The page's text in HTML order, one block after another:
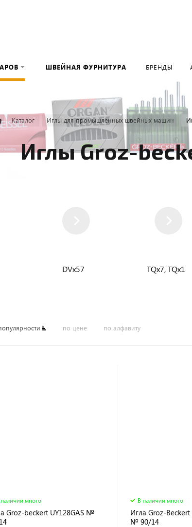
ШВЕЙНАЯ ФУРНИТУРА БРЕНДЫ
Каталог Иглы для промышленных швейных машин
Иглы Groz-
DVx57 TQx7, TQx1
по цене по алфавиту
много
Groz-beckert UY128GAS №
В наличии много
Игла Groz-Beckert
№ 90/14